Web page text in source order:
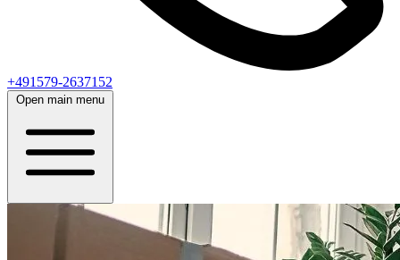
+491579-2637152
Open main menu